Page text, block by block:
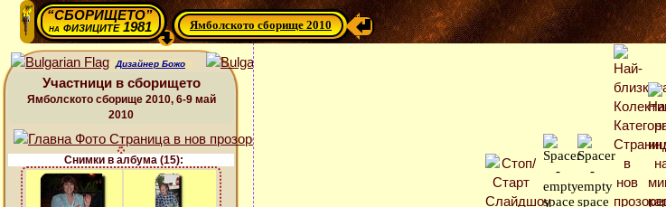
“СБОРИЩЕТО”
нафизиците 1981 Ямболското сборище 2010
Дизайнер Божо
Участници в сборището
Ямболското сборище 2010, 6-9 май
2010
Снимки в албума (15):